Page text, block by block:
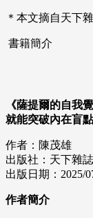
＊本文摘自天下
書籍簡介
《薩提爾的自我
就能突破內在盲
作者：陳茂雄
出版社：天下雜誌
出版日期：2025/
作者簡介